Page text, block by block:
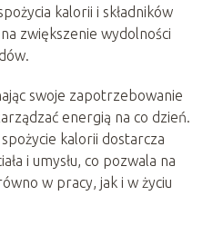
kalorii i składników
zwiększenie wydolności
swoje zapotrzebowanie
energią na co dzień.
kalorii dostarcza
i umysłu, co pozwala na
w pracy, jak i w życiu